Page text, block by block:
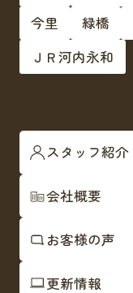
今里
緑橋
ＪＲ河内永和
スタッフ紹介
会社概要
お客様の声
更新情報